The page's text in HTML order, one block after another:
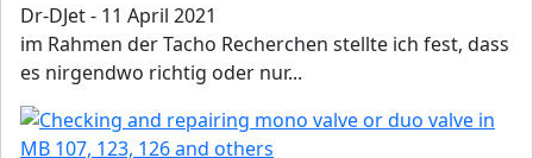
Dr-DJet- 11 April 2021
im Rahmen der Tacho Recherchen stellte ich fest, dass
es nirgendwo richtig oder nur...